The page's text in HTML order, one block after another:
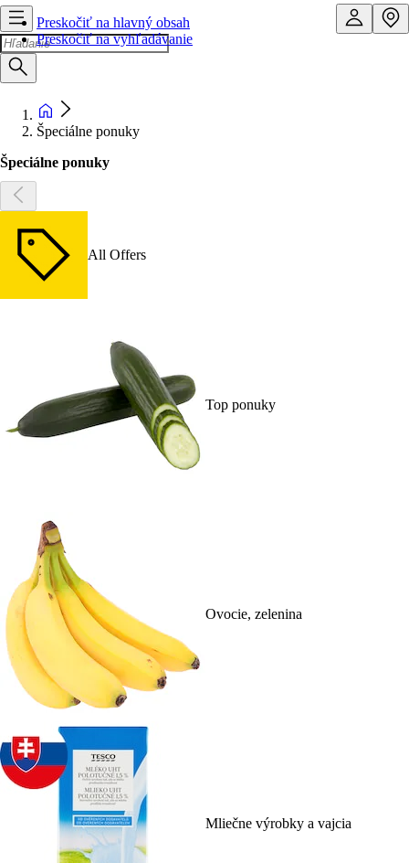
Preskočiť na hlavný obsah
Preskočiť na vyhľadávanie
Špeciálne ponuky
Špeciálne ponuky
All Offers
Top ponuky
Ovocie, zelenina
Mliečne výrobky a vajcia